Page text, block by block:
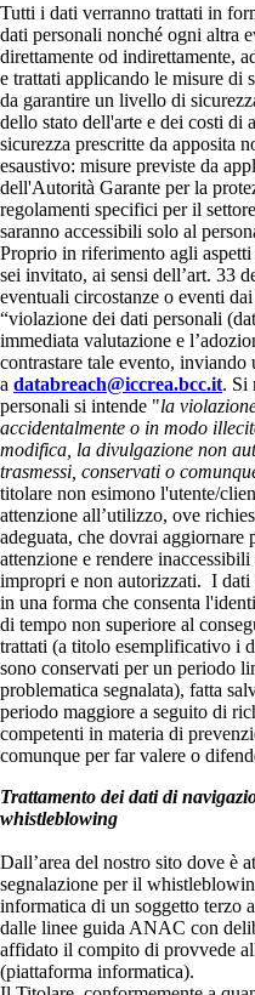
Tutti i dati verranno trattati in
dati personali nonché ogni altra
direttamente od indirettamente,
e trattati applicando le misure di
da garantire un livello di
dello stato dell'arte e dei costi di
sicurezza prescritte da apposita
esaustivo: misure previste da
dell'Autorità Garante per la
regolamenti specifici per il
saranno accessibili solo al
Proprio in riferimento agli
sei invitato, ai sensi dell’art. 33
eventuali circostanze o eventi
“violazione dei dati personali
immediata valutazione e
contrastare tale evento, inviando
a databreach@iccrea.bcc.it. Si
personali si intende "la
accidentalmente o in modo
modifica, la divulgazione non
trasmessi, conservati o
titolare non esimono l'utente/
attenzione all’utilizzo, ove
adeguata, che dovrai aggiornare
attenzione e rendere
impropri e non autorizzati. I dati
in una forma che consenta
di tempo non superiore al
trattati (a titolo esemplificativo i
sono conservati per un periodo
problematica segnalata), fatta
periodo maggiore a seguito di
competenti in materia di
comunque per far valere o
Trattamento dei dati di
whistleblowing
Dall’area del nostro sito dove è
segnalazione per il
informatica di un soggetto terzo
dalle linee guida ANAC con
affidato il compito di provvede
(piattaforma informatica).